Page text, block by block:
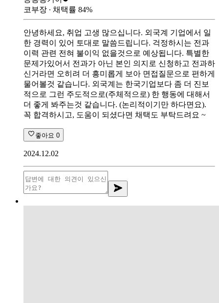
코부장 ∙ 채택률 84%
안녕하세요, 취업 고생 많으십니다. 외국계 기업에서 일
한 경력이 있어 토대로 말씀드립니다. 걱정하시는 전과
이력 관련 전혀 불이익 없을것으로 예상됩니다. 특별한
문제가있어서 전과가 아닌 본인 의지로 신청하고 전과하
신거라면 오히려 더 흥미롭게 보아 면접질문으로 편하게
물어볼것 같습니다. 외국계는 한국기업보다 좀 더 진보
적으로 그런 주도적으로(주체적으로) 한 행동에 대해서
더 좋게 봐주는것 같습니다. (논리적이기만 하다면요).
꼭 합격하시고, 도움이 되셨다면 채택도 부탁드려요 ~
좋아요 0
2024.12.02